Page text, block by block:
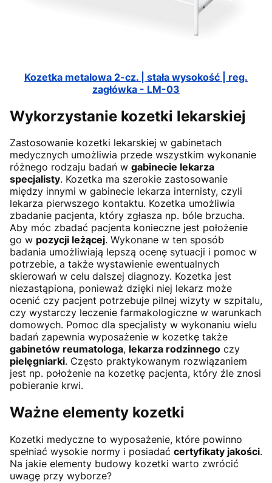
Kozetka metalowa 2-cz. | stała wysokość | reg.
zagłówka - LM-03
Wykorzystanie kozetki lekarskiej
Zastosowanie kozetki lekarskiej w gabinetach
medycznych umożliwia przede wszystkim wykonanie
różnego rodzaju badań w gabinecie lekarza
specjalisty. Kozetka ma szerokie zastosowanie
między innymi w gabinecie lekarza internisty, czyli
lekarza pierwszego kontaktu. Kozetka umożliwia
zbadanie pacjenta, który zgłasza np. bóle brzucha.
Aby móc zbadać pacjenta konieczne jest położenie
go w pozycji leżącej. Wykonane w ten sposób
badania umożliwiają lepszą ocenę sytuacji i pomoc w
potrzebie, a także wystawienie ewentualnych
skierowań w celu dalszej diagnozy. Kozetka jest
niezastąpiona, ponieważ dzięki niej lekarz może
ocenić czy pacjent potrzebuje pilnej wizyty w szpitalu,
czy wystarczy leczenie farmakologiczne w warunkach
domowych. Pomoc dla specjalisty w wykonaniu wielu
badań zapewnia wyposażenie w kozetkę także
gabinetów reumatologa, lekarza rodzinnego czy
pielęgniarki. Często praktykowanym rozwiązaniem
jest np. położenie na kozetkę pacjenta, który źle znosi
pobieranie krwi.
Ważne elementy kozetki
Kozetki medyczne to wyposażenie, które powinno
spełniać wysokie normy i posiadać certyfikaty jakości.
Na jakie elementy budowy kozetki warto zwrócić
uwagę przy wyborze?